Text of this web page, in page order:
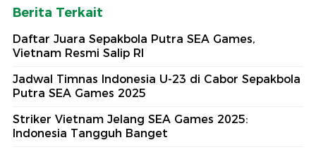
Berita Terkait
Daftar Juara Sepakbola Putra SEA Games,
Vietnam Resmi Salip RI
Jadwal Timnas Indonesia U-23 di Cabor Sepakbola
Putra SEA Games 2025
Striker Vietnam Jelang SEA Games 2025:
Indonesia Tangguh Banget